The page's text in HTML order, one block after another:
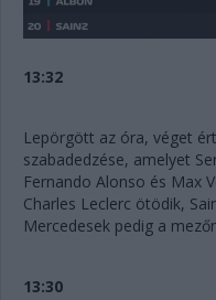
13:32
Lepörgött az óra, véget
szabadedzése, amelyet
Fernando Alonso és Max
Charles Leclerc ötödik,
Mercedesek pedig a
13:30